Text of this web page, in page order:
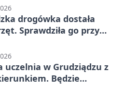
drogówka dostała
Sprawdziła go przy
uczelnia w Grudziądzu z
Będzie